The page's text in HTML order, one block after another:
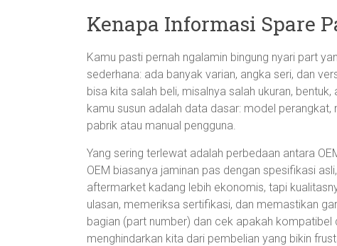
Kenapa Informasi Spare
Kamu pasti pernah ngalamin bingung nyari part
sederhana: ada banyak varian, angka seri, dan
bisa kita salah beli, misalnya salah ukuran,
kamu susun adalah data dasar: model
pabrik atau manual pengguna.
Yang sering terlewat adalah perbedaan antara
OEM biasanya jaminan pas dengan spesifikasi
aftermarket kadang lebih ekonomis, tapi
ulasan, memeriksa sertifikasi, dan memastikan
bagian (part number) dan cek apakah
menghindarkan kita dari pembelian yang bikin